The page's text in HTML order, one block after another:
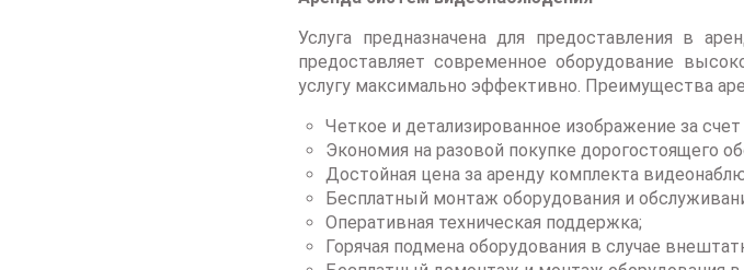
Услуга предназначена для предоставления в
предоставляет современное оборудование
услугу максимально эффективно. Преимущества
Четкое и детализированное изображение за
Экономия на разовой покупке дорогостоящего
Достойная цена за аренду комплекта
Бесплатный монтаж оборудования и
Оперативная техническая поддержка;
Горячая подмена оборудования в случае